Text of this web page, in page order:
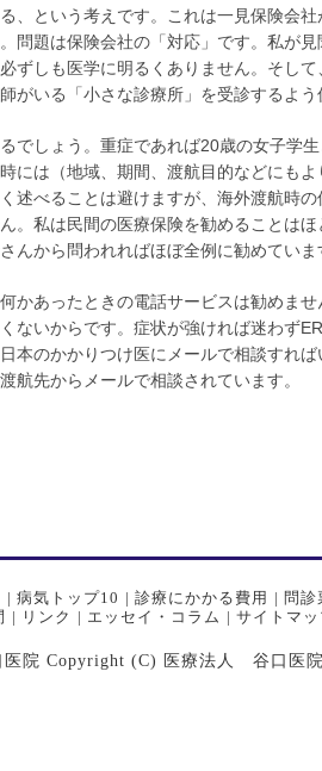
、という考えです。これは一見保険会
問題は保険会社の「対応」です。私が
ずしも医学に明るくありません。そし
がいる「小さな診療所」を受診するよう
でしょう。重症であれば20歳の女子学
には（地域、期間、渡航目的などにも
述べることは避けますが、海外渡航時
。私は民間の医療保険を勧めることは
んから問われればほぼ全例に勧めていま
かあったときの電話サービスは勧めま
ないからです。症状が強ければ迷わず
本のかかりつけ医にメールで相談すれ
航先からメールで相談されています。
| 病気トップ10 | 診療にかかる費用 | 問診
| リンク | エッセイ・コラム | サイトマッ
医院 Copyright (C) 医療法人 谷口医